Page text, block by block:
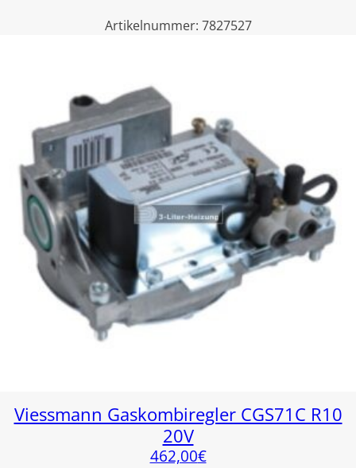
Artikelnummer: 7827527
Viessmann Gaskombiregler CGS71C R10
20V
462,00€